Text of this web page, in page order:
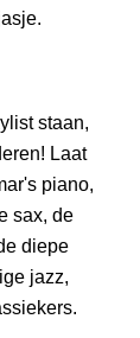
staan,
Laat
piano,
sax, de
diepe
jazz,